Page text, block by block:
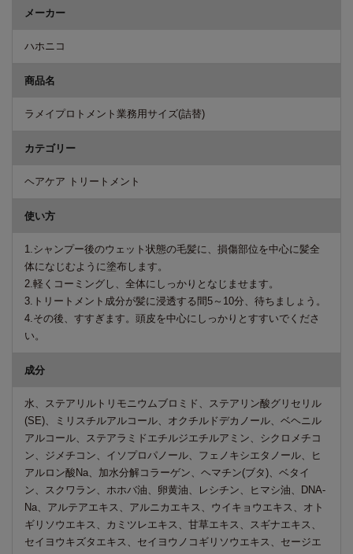
メーカー
ハホニコ
商品名
ラメイプロトメント業務用サイズ(詰替)
カテゴリー
ヘアケア トリートメント
使い方
1.シャンプー後のウェット状態の毛髪に、損傷部位を中心に髪全
体になじむように塗布します。
2.軽くコーミングし、全体にしっかりとなじませます。
3.トリートメント成分が髪に浸透する間5～10分、待ちましょう。
4.その後、すすぎます。頭皮を中心にしっかりとすすいでくださ
い。
成分
水、ステアリルトリモニウムブロミド、ステアリン酸グリセリル
(SE)、ミリスチルアルコール、オクチルドデカノール、ベヘニル
アルコール、ステアラミドエチルジエチルアミン、シクロメチコ
ン、ジメチコン、イソプロパノール、フェノキシエタノール、ヒ
アルロン酸Na、加水分解コラーゲン、ヘマチン(ブタ)、ベタイ
ン、スクワラン、ホホバ油、卵黄油、レシチン、ヒマシ油、DNA-
Na、アルテアエキス、アルニカエキス、ウイキョウエキス、オト
ギリソウエキス、カミツレエキス、甘草エキス、スギナエキス、
セイヨウキズタエキス、セイヨウノコギリソウエキス、セージエ